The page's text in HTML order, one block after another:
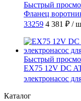
Быстрый
Фланец
33259 4 381 ₽ /
Быстрый
EX75 12V DC
электронасос
Каталог